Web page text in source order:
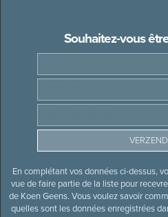
Souhaitez-vous
En complétant vos données ci-dessus,
vue de faire partie de la liste pour
de Koen Geens. Vous voulez savoir
quelles sont les données enregistrées